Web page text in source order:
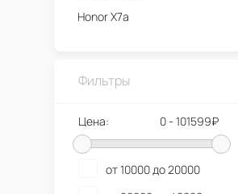
Honor X7a
Honor X70 Refresh
Honor X70
Honor X6c
Honor X6b
Фильтры
Цена: 0 - 101599₽
от 10000 до 20000